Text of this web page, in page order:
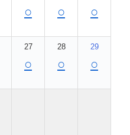
○ ○ ○
27
○
28
○
29
○